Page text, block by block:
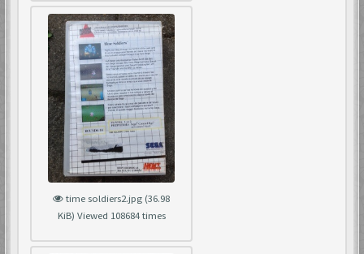
time soldiers2.jpg (36.98
KiB) Viewed 108684 times